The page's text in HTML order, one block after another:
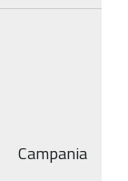
Campania